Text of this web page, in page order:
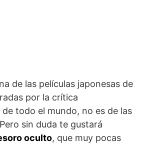
de las películas japonesas de
por la crítica
todo el mundo, no es de las
sin duda te gustará
oculto, que muy pocas